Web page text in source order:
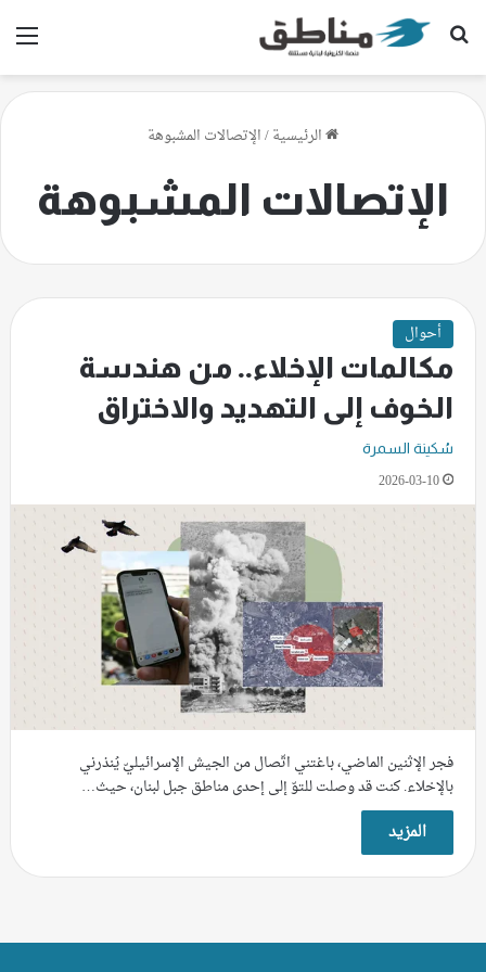
بحث عن
الرئيسية/الإتصالات المشبوهة
الإتصالات المشبوهة
أحوال
مكالمات الإخلاء.. من هندسة
الخوف إلى التهديد والاختراق
سُكينة السمرة
2026-03-10
فجر الإثنين الماضي، باغتني اتّصال من الجيش الإسرائيليّ يُنذرني
بالإخلاء. كنت قد وصلت للتوّ إلى إحدى مناطق جبل لبنان، حيث…
المزيد